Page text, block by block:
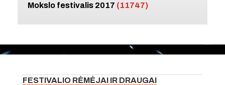
Mokslo festivalis 2017 (11747)
FESTIVALIO RĖMĖJAI IR DRAUGAI